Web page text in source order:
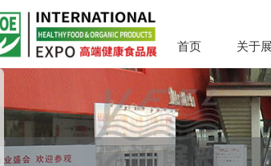
首页 关于